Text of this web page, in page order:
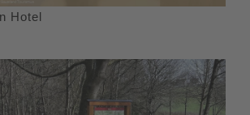
Hotel